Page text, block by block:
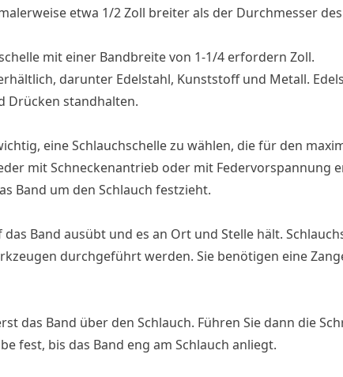
etwa 1/2 Zoll breiter als der Durchmesser
mit einer Bandbreite von 1-1/4 erfordern Zoll.
darunter Edelstahl, Kunststoff und Metall.
Drücken standhalten.
eine Schlauchschelle zu wählen, die für den
mit Schneckenantrieb oder mit Federvorspannung
Band um den Schlauch festzieht.
Band ausübt und es an Ort und Stelle hält.
durchgeführt werden. Sie benötigen eine
das Band über den Schlauch. Führen Sie dann die
fest, bis das Band eng am Schlauch anliegt.